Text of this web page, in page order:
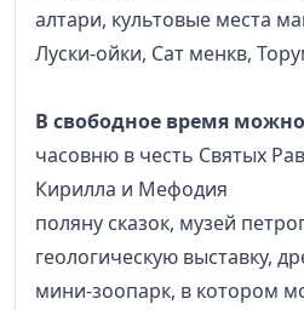
алтари, культовые места
Луски-ойки, Сат менкв,
В свободное время
часовню в честь Святых
Кирилла и Мефодия
поляну сказок, музей
геологическую выставку,
мини-зоопарк, в котором